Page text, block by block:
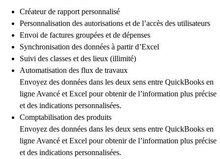
Créateur de rapport personnalisé
Personnalisation des autorisations et de l’accès des utilisateurs
Envoi de factures groupées et de dépenses
Synchronisation des données à partir d’Excel
Suivi des classes et des lieux (illimité)
Automatisation des flux de travaux
Envoyez des données dans les deux sens entre QuickBooks en
ligne Avancé et Excel pour obtenir de l’information plus précise
et des indications personnalisées.
Comptabilisation des produits
Envoyez des données dans les deux sens entre QuickBooks en
ligne Avancé et Excel pour obtenir de l’information plus précise
et des indications personnalisées.